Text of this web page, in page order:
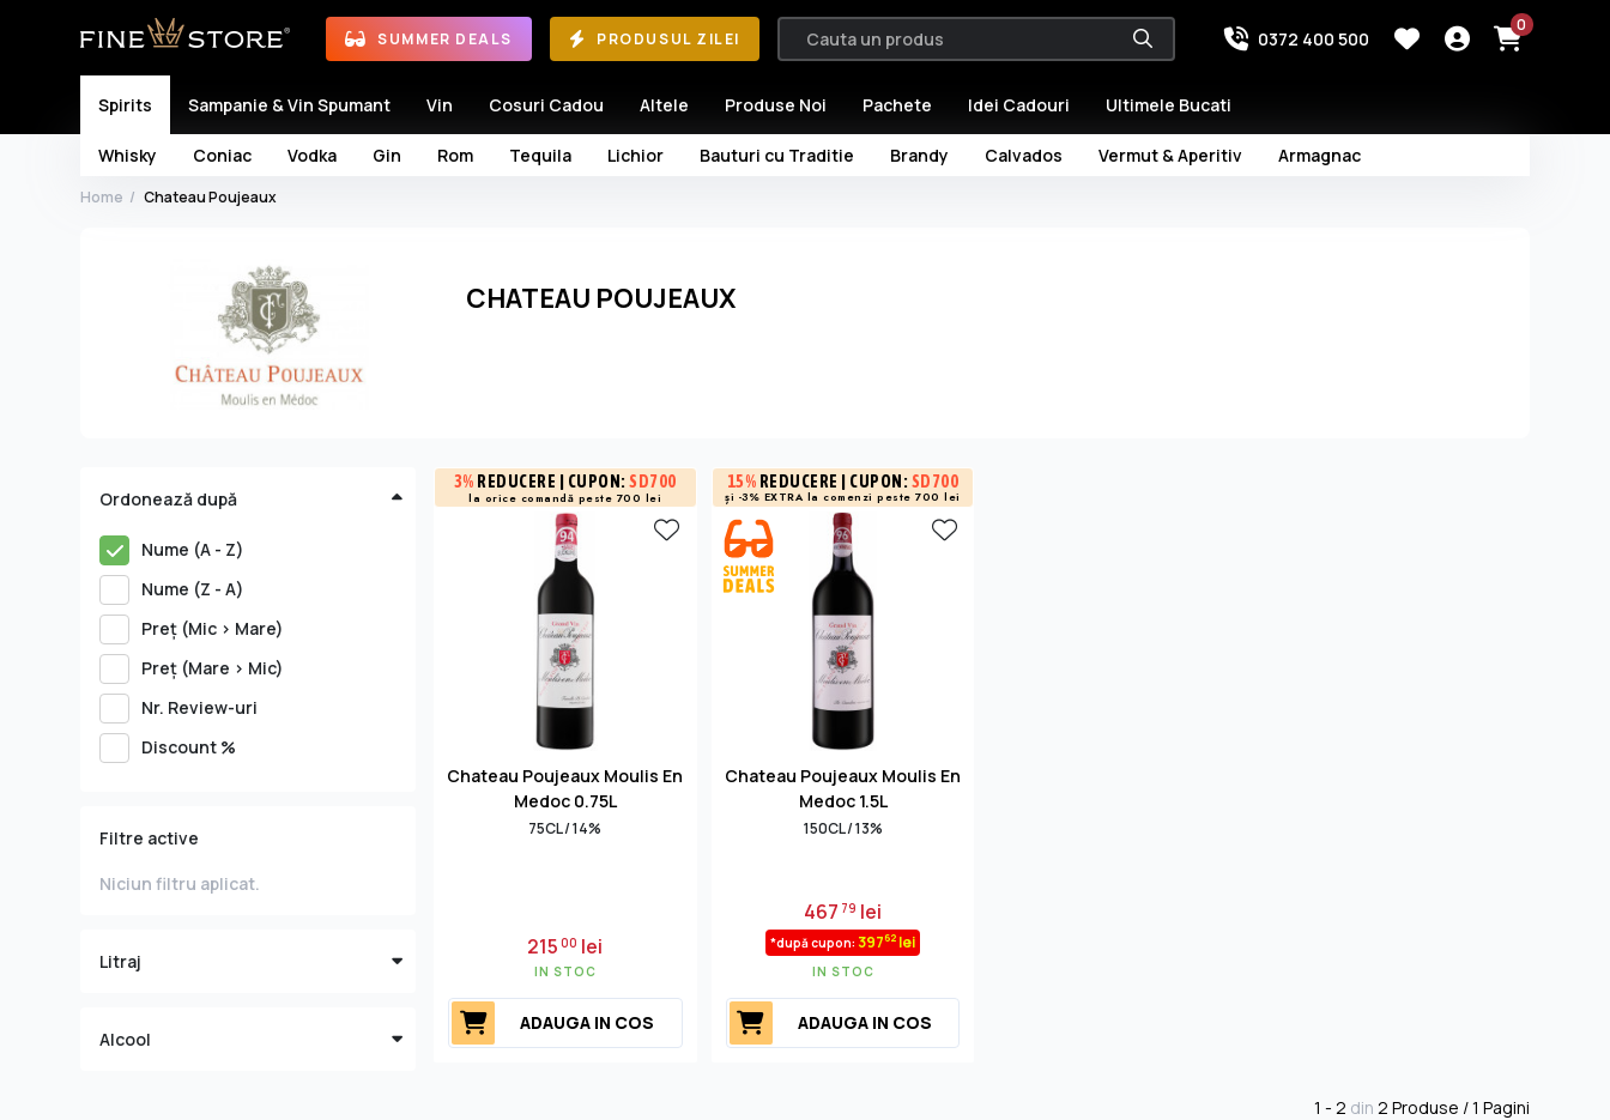
SUMMER DEALS PRODUSUL ZILEI 0372 400 500
0
Spirits
Whisky Coniac Vodka Gin Rom Tequila Lichior Bauturi cu Traditie Brandy Calvados Vermut & Aperitiv Armagnac
Sampanie & Vin Spumant Vin Cosuri Cadou Altele Produse Noi Pachete Idei Cadouri Ultimele Bucati
Home Chateau Poujeaux
CHATEAU POUJEAUX
Ordonează după
Nume (A - Z)
Nume (Z - A)
Preţ (Mic > Mare)
Preţ (Mare > Mic)
Nr. Review-uri
Discount %
Filtre active
Niciun filtru aplicat.
Litraj
Alcool
3% REDUCERE | CUPON:SD700
la orice comandă peste 700 lei
Chateau Poujeaux Moulis En
Medoc 0.75L
75CL / 14%
21500 lei
IN STOC
ADAUGA IN COS
15% REDUCERE | CUPON: SD700
și -3% EXTRA la comenzi peste 700 lei
Chateau Poujeaux Moulis En
Medoc 1.5L
150CL / 13%
46779 lei
*după cupon: 39762 lei
IN STOC
ADAUGA IN COS
1 - 2 din 2 Produse / 1 Pagini